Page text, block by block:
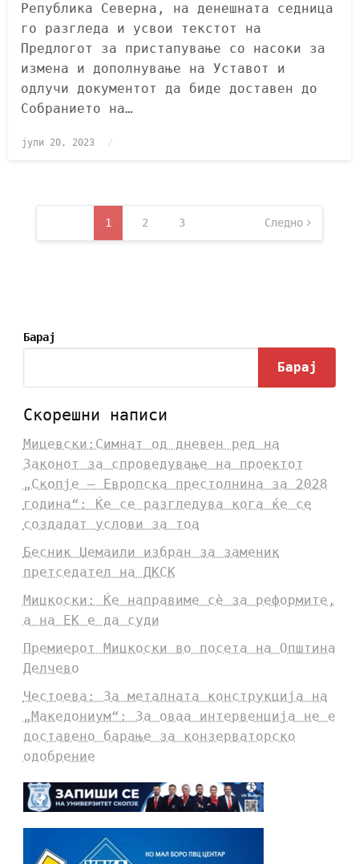
Република Северна, на денешната седница
го разгледа и усвои текстот на
Предлогот за пристапување со насоки за
измена и дополнување на Уставот и
одлучи документот да биде доставен до
Собранието на…
јули 20, 2023
1 2 3 Следно
Барај
Барај
Скорешни написи
Мицевски:Симнат од дневен ред на
Законот за спроведување на проектот
„Скопје – Европска престолнина за 2028
година“: Ќе се разгледува кога ќе се
создадат услови за тоа
Бесник Џемаили избран за заменик
претседател на ДКСК
Мицкоски: Ќе направиме сè за реформите,
а на ЕК е да суди
Премиерот Мицкоски во посета на Општина
Делчево
Честоева: За металната конструкција на
„Македониум“: За оваа интервенција не е
доставено барање за конзерваторско
одобрение